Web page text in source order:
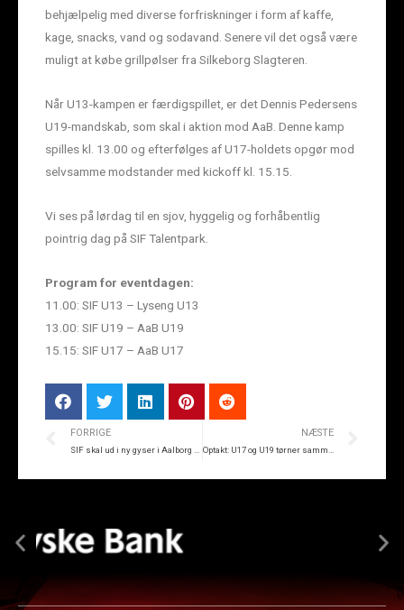
behjælpelig med diverse forfriskninger i form af kaffe,
kage, snacks, vand og sodavand. Senere vil det også være
muligt at købe grillpølser fra Silkeborg Slagteren.
Når U13-kampen er færdigspillet, er det Dennis Pedersens
U19-mandskab, som skal i aktion mod AaB. Denne kamp
spilles kl. 13.00 og efterfølges af U17-holdets opgør mod
selvsamme modstander med kickoff kl. 15.15.
Vi ses på lørdag til en sjov, hyggelig og forhåbentlig
pointrig dag på SIF Talentpark.
Program for eventdagen:
11.00: SIF U13 – Lyseng U13
13.00: SIF U19 – AaB U19
15.15: SIF U17 – AaB U17
FORRIGE NÆSTE